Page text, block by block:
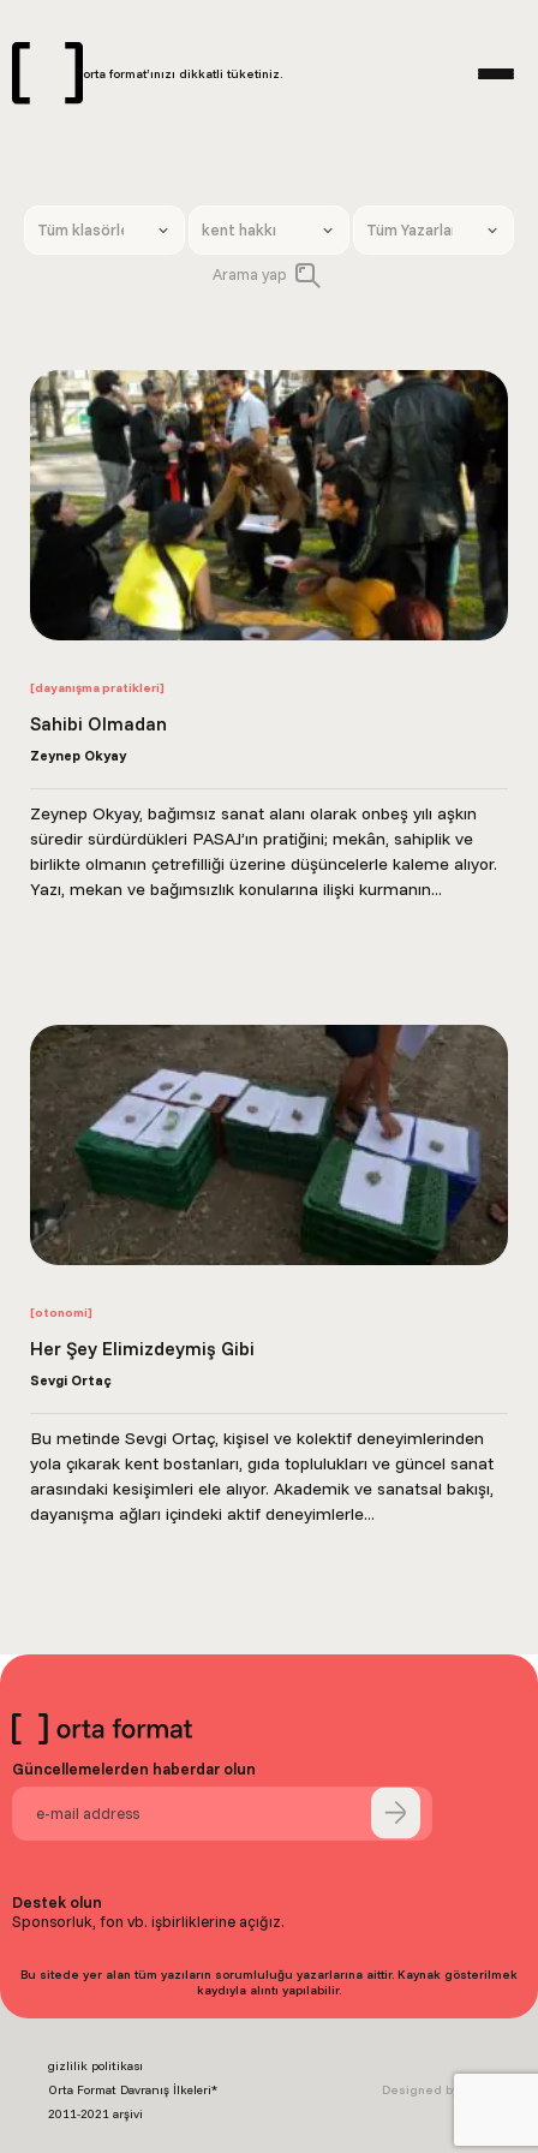
orta format’ınızı dikkatli tüketiniz.
Arama yap
[dayanışma pratikleri]
Sahibi Olmadan
Zeynep Okyay
Zeynep Okyay, bağımsız sanat alanı olarak onbeş yılı aşkın
süredir sürdürdükleri PASAJ’ın pratiğini; mekân, sahiplik ve
birlikte olmanın çetrefilliği üzerine düşüncelerle kaleme alıyor.
Yazı, mekan ve bağımsızlık konularına ilişki kurmanın...
[otonomi]
Her Şey Elimizdeymiş Gibi
Sevgi Ortaç
Bu metinde Sevgi Ortaç, kişisel ve kolektif deneyimlerinden
yola çıkarak kent bostanları, gıda toplulukları ve güncel sanat
arasındaki kesişimleri ele alıyor. Akademik ve sanatsal bakışı,
dayanışma ağları içindeki aktif deneyimlerle...
Güncellemelerden haberdar olun
Destek olun
Sponsorluk, fon vb. işbirliklerine açığız.
Bu sitede yer alan tüm yazıların sorumluluğu yazarlarına aittir. Kaynak gösterilmek
kaydıyla alıntı yapılabilir.
gizlilik politikası
Orta Format Davranış İlkeleri*
2011-2021 arşivi
Designed by Baht.